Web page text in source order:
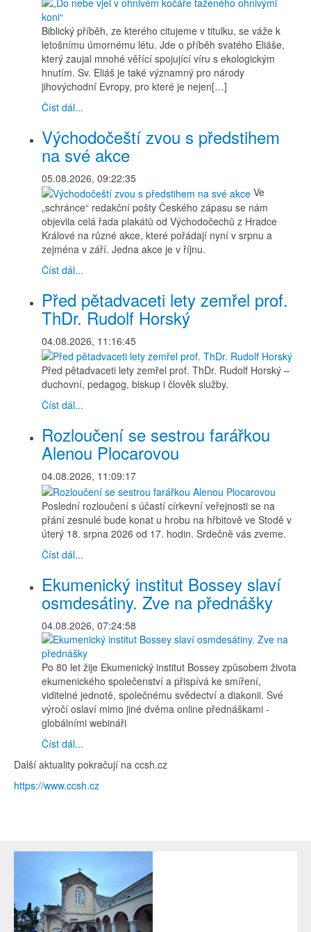
Biblický příběh, ze kterého citujeme v titulku, se váže k
letošnímu úmornému létu. Jde o příběh svatého Eliáše,
který zaujal mnohé věřící spojující víru s ekologickým
hnutím. Sv. Eliáš je také významný pro národy
jihovýchodní Evropy, pro které je nejen[…]
Číst dál...
Východočeští zvou s předstihem
na své akce
05.08.2026, 09:22:35
Ve
„schránce“ redakční pošty Českého zápasu se nám
objevila celá řada plakátů od Východočechů z Hradce
Králové na různé akce, které pořádají nyní v srpnu a
zejména v září. Jedna akce je v říjnu.
Číst dál...
Před pětadvaceti lety zemřel prof.
ThDr. Rudolf Horský
04.08.2026, 11:16:45
Před pětadvaceti lety zemřel prof. ThDr. Rudolf Horský –
duchovní, pedagog, biskup i člověk služby.
Číst dál...
Rozloučení se sestrou farářkou
Alenou Plocarovou
04.08.2026, 11:09:17
Poslední rozloučení s účastí církevní veřejnosti se na
přání zesnulé bude konat u hrobu na hřbitově ve Stodě v
úterý 18. srpna 2026 od 17. hodin. Srdečně vás zveme.
Číst dál...
Ekumenický institut Bossey slaví
osmdesátiny. Zve na přednášky
04.08.2026, 07:24:58
Po 80 let žije Ekumenický institut Bossey způsobem života
ekumenického společenství a přispívá ke smíření,
viditelné jednotě, společnému svědectví a diakonii. Své
výročí oslaví mimo jiné dvěma online přednáškami -
globálními webináři
Číst dál...
Další aktuality pokračují na ccsh.cz
https://www.ccsh.cz